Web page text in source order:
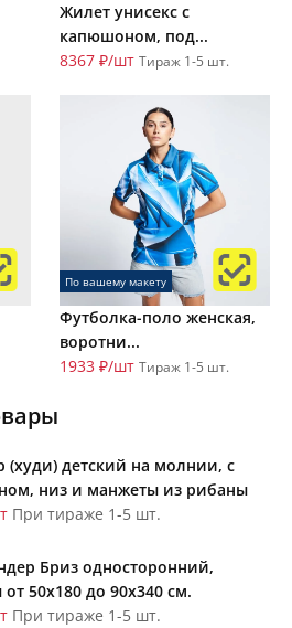
Жилет унисекс с
капюшоном, под...
8367 ₽/шт Тираж 1-5 шт.
По вашему макету
Футболка-поло женская,
воротни...
1933 ₽/шт Тираж 1-5 шт.
(худи) детский на молнии, с
низ и манжеты из рибаны
При тираже 1-5 шт.
Бриз односторонний,
50х180 до 90х340 см.
При тираже 1-5 шт.